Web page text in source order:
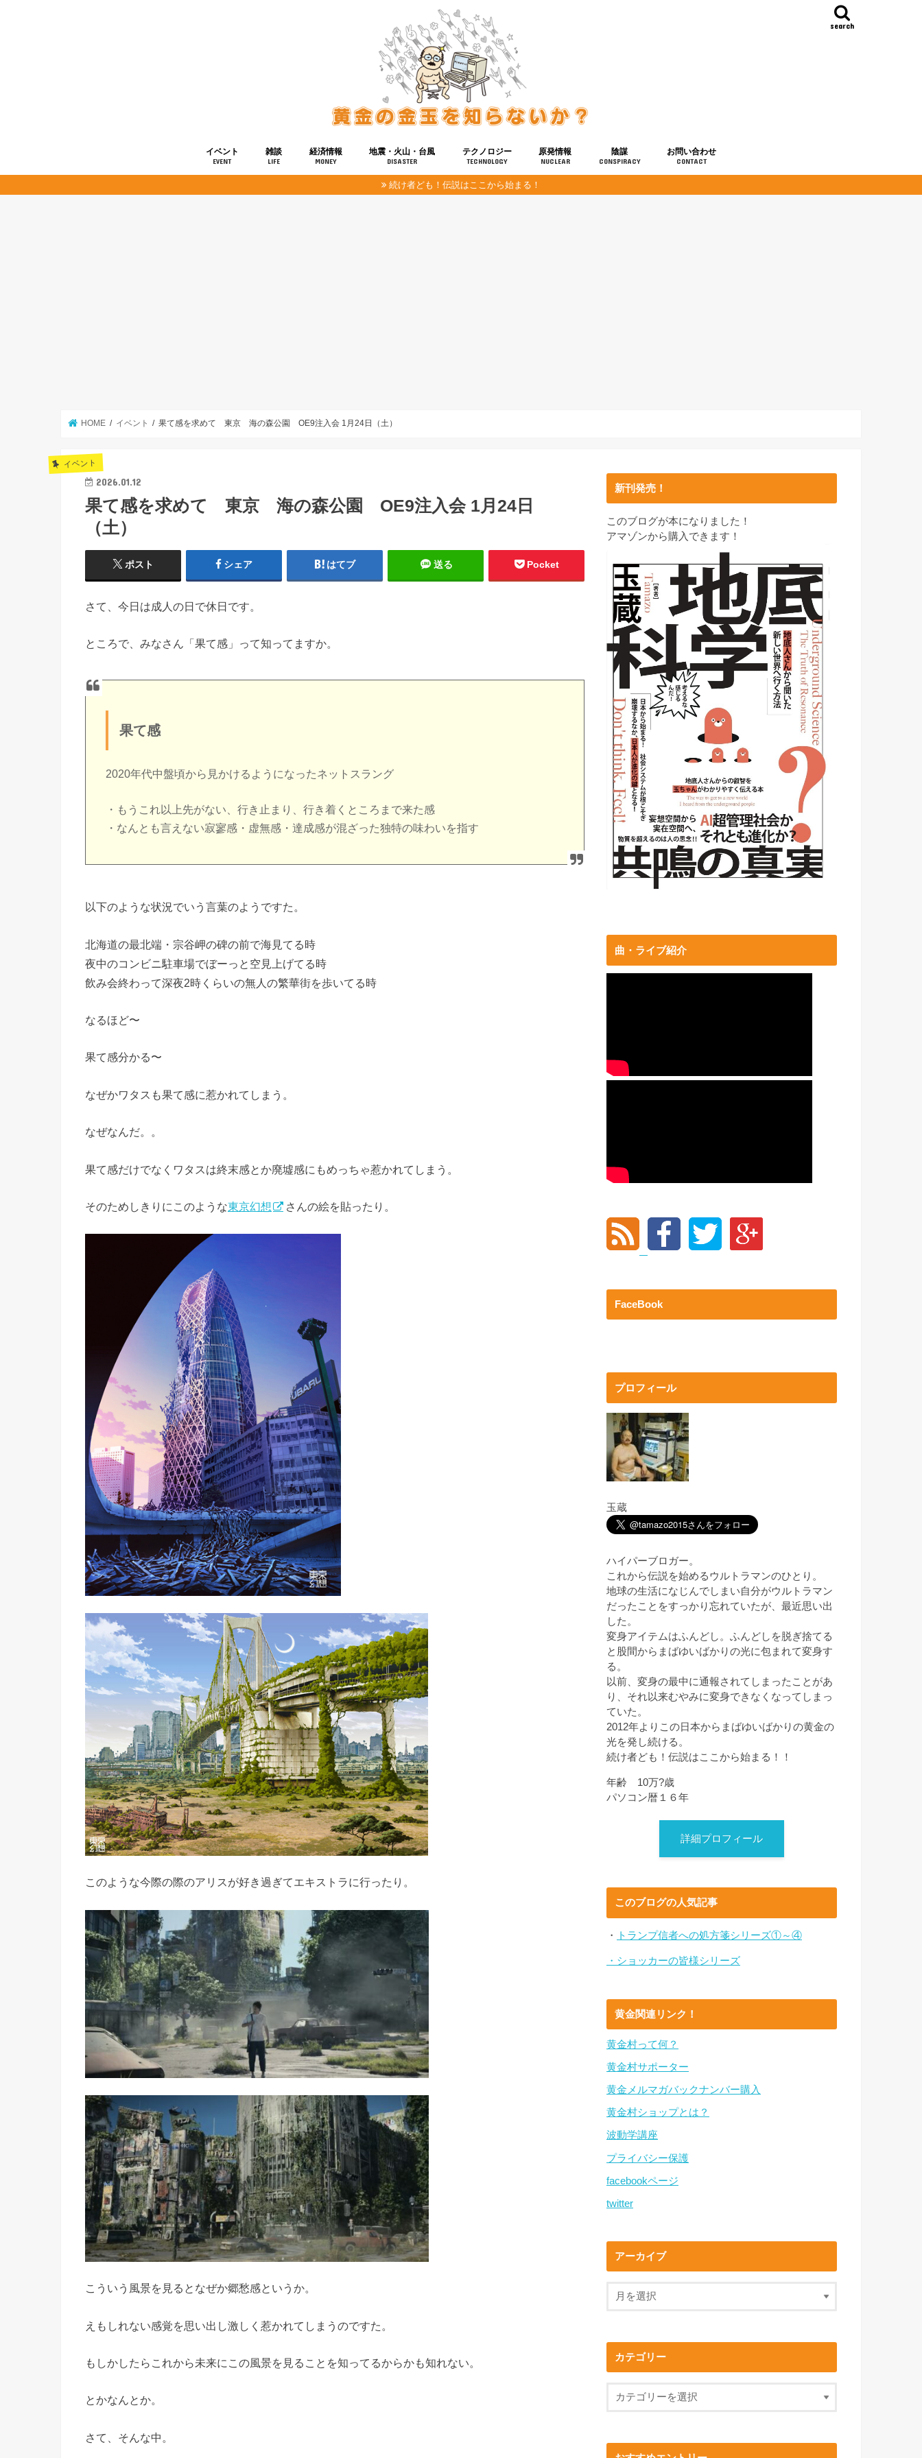
search
イベント
EVENT
雑談
LIFE
経済情報
MONEY
地震・火山・台風
DISASTER
テクノロジー
TECHNOLOGY
健康
宇宙
原発情報
NUCLEAR
陰謀
CONSPIRACY
お問い合わせ
CONTACT
続け者ども！伝説はここから始まる！
HOME イベント 果て感を求めて 東京 海の森公園 OE9注入会 1月24日（土）
イベント
2026.01.12
果て感を求めて 東京 海の森公園 OE9注入会 1月24日
（土）
ポスト シェア はてブ 送る Pocket
さて、今日は成人の日で休日です。
ところで、みなさん「果て感」って知ってますか。
果て感
2020年代中盤頃から見かけるようになったネットスラング
・もうこれ以上先がない、行き止まり、行き着くところまで来た感
・なんとも言えない寂寥感・虚無感・達成感が混ざった独特の味わいを指す
以下のような状況でいう言葉のようですた。
北海道の最北端・宗谷岬の碑の前で海見てる時
夜中のコンビニ駐車場でぼーっと空見上げてる時
飲み会終わって深夜2時くらいの無人の繁華街を歩いてる時
なるほど〜
果て感分かる〜
なぜかワタスも果て感に惹かれてしまう。
なぜなんだ。。
果て感だけでなくワタスは終末感とか廃墟感にもめっちゃ惹かれてしまう。
そのためしきりにこのような東京幻想 さんの絵を貼ったり。
このような今際の際のアリスが好き過ぎてエキストラに行ったり。
こういう風景を見るとなぜか郷愁感というか。
えもしれない感覚を思い出し激しく惹かれてしまうのですた。
もしかしたらこれから未来にこの風景を見ることを知ってるからかも知れない。
とかなんとか。
さて、そんな中。
新刊発売！
このブログが本になりました！
アマゾンから購入できます！
曲・ライブ紹介
FaceBook
プロフィール
玉蔵
ハイパーブロガー。
これから伝説を始めるウルトラマンのひとり。
地球の生活になじんでしまい自分がウルトラマン
だったことをすっかり忘れていたが、最近思い出
した。
変身アイテムはふんどし。ふんどしを脱ぎ捨てる
と股間からまばゆいばかりの光に包まれて変身す
る。
以前、変身の最中に通報されてしまったことがあ
り、それ以来むやみに変身できなくなってしまっ
ていた。
2012年よりこの日本からまばゆいばかりの黄金の
光を発し続ける。
続け者ども！伝説はここから始まる！！
年齢 10万?歳
パソコン暦１６年
詳細プロフィール
このブログの人気記事
・ トランプ信者への処方箋シリーズ①～④
・ショッカーの皆様シリーズ
黄金関連リンク！
黄金村って何？
黄金村サポーター
黄金メルマガバックナンバー購入
黄金村ショップとは？
波動学講座
プライバシー保護
facebookページ
twitter
アーカイブ
カテゴリー